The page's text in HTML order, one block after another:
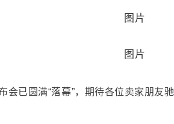
已圆满“落幕”，期待各位卖家朋友驰